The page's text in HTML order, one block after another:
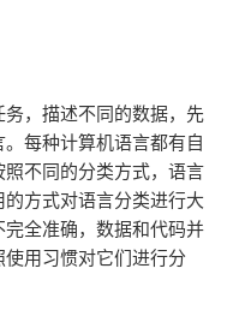
，描述不同的数据，先
每种计算机语言都有自
不同的分类方式，语言
方式对语言分类进行大
全准确，数据和代码并
用习惯对它们进行分